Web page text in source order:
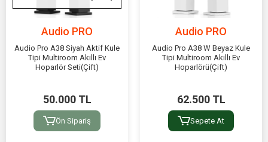
Audio PRO
Audio Pro A38 Siyah Aktif Kule
Tipi Multiroom Akıllı Ev
Hoparlör Seti(Çift)
50.000 TL
Ön Sipariş
Audio PRO
Audio Pro A38 W Beyaz Kule
Tipi Multiroom Akıllı Ev
Hoparlörü(Çift)
62.500 TL
Sepete At